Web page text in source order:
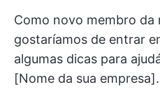
Como novo membro da
gostaríamos de entrar
algumas dicas para
[Nome da sua empresa].